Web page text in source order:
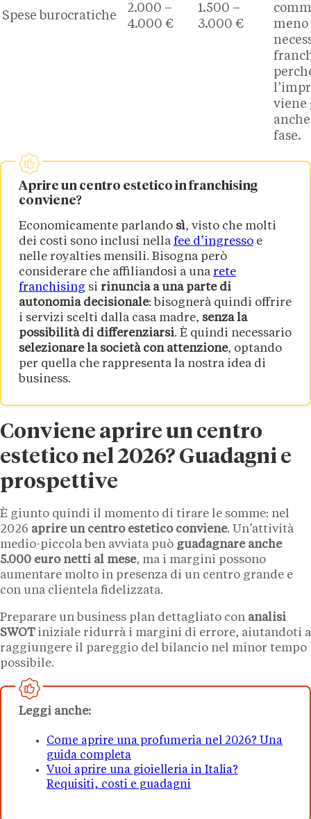
Spese burocratiche
2.000 –
4.000 €
1.500 –
3.000 €
meno
viene
fase.
Aprire un centro estetico in franchising
conviene?
Economicamente parlando sì, visto che molti
dei costi sono inclusi nella fee d’ingresso e
nelle royalties mensili. Bisogna però
considerare che affiliandosi a una rete
franchising si rinuncia a una parte di
autonomia decisionale: bisognerà quindi offrire
i servizi scelti dalla casa madre, senza la
possibilità di differenziarsi. È quindi necessario
selezionare la società con attenzione, optando
per quella che rappresenta la nostra idea di
business.
Conviene aprire un centro
estetico nel 2026? Guadagni e
prospettive
È giunto quindi il momento di tirare le somme: nel
2026 aprire un centro estetico conviene. Un’attività
medio-piccola ben avviata può guadagnare anche
5.000 euro netti al mese, ma i margini possono
aumentare molto in presenza di un centro grande e
con una clientela fidelizzata.
Preparare un business plan dettagliato con analisi
SWOTiniziale ridurrà i margini di errore, aiutandoti a
raggiungere il pareggio del bilancio nel minor tempo
possibile.
Leggi anche:
Come aprire una profumeria nel 2026? Una
guida completa
Vuoi aprire una gioielleria in Italia?
Requisiti, costi e guadagni